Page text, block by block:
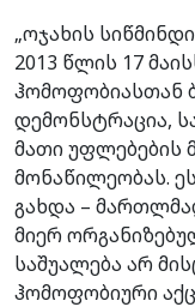
„ოჯახის
2013 წლის 17
ჰომოფობიასთან
დემონსტრაცია,
მათი უფლებების
მონაწილეობას.
გახდა –
მიერ
საშუალება არ
ჰომოფობიური